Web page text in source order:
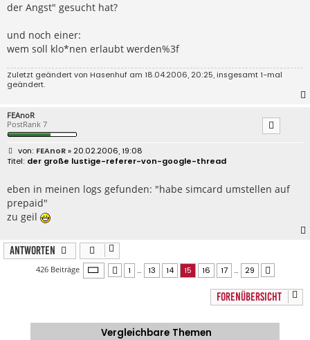
der Angst" gesucht hat?
und noch einer:
wem soll klo*nen erlaubt werden%3f
Zuletzt geändert von Hasenhuf am 18.04.2006, 20:25, insgesamt 1-mal
geändert.
FEAnoR
PostRank 7
B
e
r
a
g
FEAnoR» 20.02.2006, 19:08
der große lustige-referer-von-google-thread
eben in meinen logs gefunden: "habe simcard umstellen auf
prepaid"
zu geil
Antworten
426 Beiträge Seite 15 29
Vorherige
1 … 13 14 15 16 17 … 29
FORENÜBERSICHT
Vergleichbare Themen